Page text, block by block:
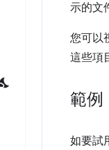
示的文
您可以
這些項
範例
如要試